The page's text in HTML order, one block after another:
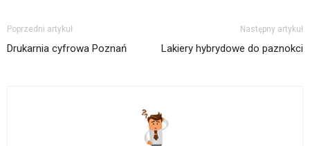
Poprzedni artykuł
Drukarnia cyfrowa Poznań
Następny artykuł
Lakiery hybrydowe do paznokci